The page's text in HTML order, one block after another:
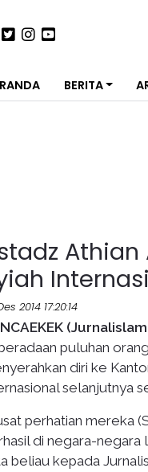
BERITA
2014 17:20:14
puluhan
diri ke
selanjutnya
perhatian mereka
di negara-negara
beliau kepada